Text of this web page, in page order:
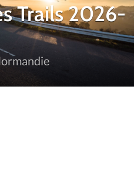
Trails 2026-